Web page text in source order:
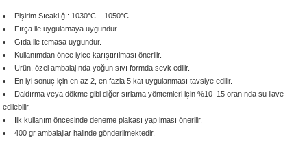
1305 °C
- 1222 °C
- 1046 °C
Pişirim Sıcaklığı: 1030°C – 1050°C
Fırça ile uygulamaya uygundur.
Gıda ile temasa uygundur.
Kullanımdan önce iyice karıştırılması önerilir.
Ürün, özel ambalajında yoğun sıvı formdasevk edilir.
En iyi sonuç için en az 2, en fazla 5 katuygulanması tavsiye edilir.
Daldırma veya dökme gibi diğer sırlama yöntemleri için %10–15 oranında su ilave
edilebilir.
İlk kullanım öncesinde deneme plakası yapılması önerilir.
400 gr ambalajlarhalinde gönderilmektedir.